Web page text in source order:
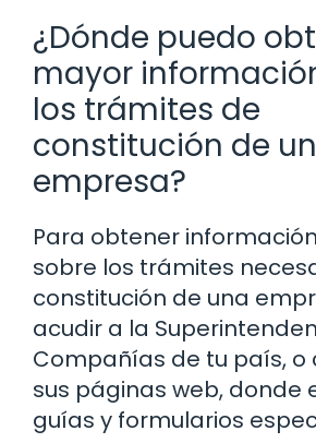
¿Dónde puedo
mayor
los trámites de
constitución de
empresa?
Para obtener
sobre los trámites
constitución de una
acudir a la
Compañías de tu país, o
sus páginas web, donde
guías y formularios